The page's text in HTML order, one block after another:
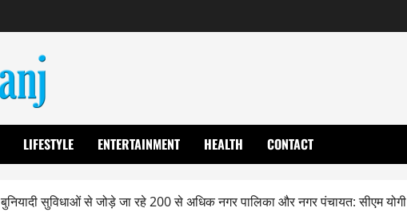
LIFESTYLE ENTERTAINMENT HEALTH CONTACT
बुनियादी सुविधाओं से जोड़े जा रहे 200 से अधिक नगर पालिका और नगर पंचायत: सीएम योगी